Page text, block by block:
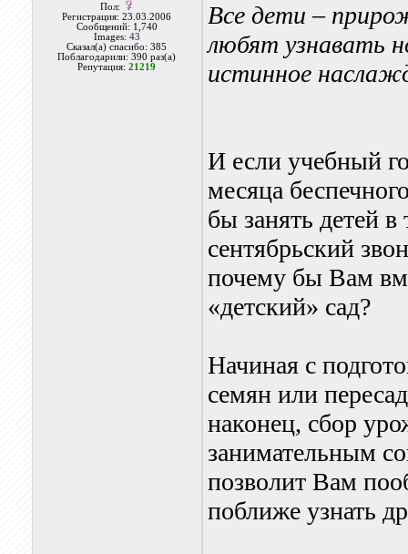
Пол:
Регистрация: 23.03.2006
Сообщений: 1,740
Images: 43
Сказал(а) спасибо: 385
Поблагодарили: 390 раз(а)
Репутация:21219
Все дети –
любят узнавать
истинное
И если учебный
месяца
бы занять детей в
сентябрьский
почему бы Вам
«детский» сад?
Начиная с
семян или
наконец, сбор
занимательным
позволит Вам
поближе узнать